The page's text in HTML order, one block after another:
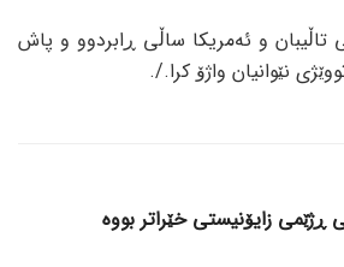
تاڵیبان و ئەمریکا ساڵی ڕابردوو و پاش
ڕژێمی زایۆنیستی خێراتر بووە